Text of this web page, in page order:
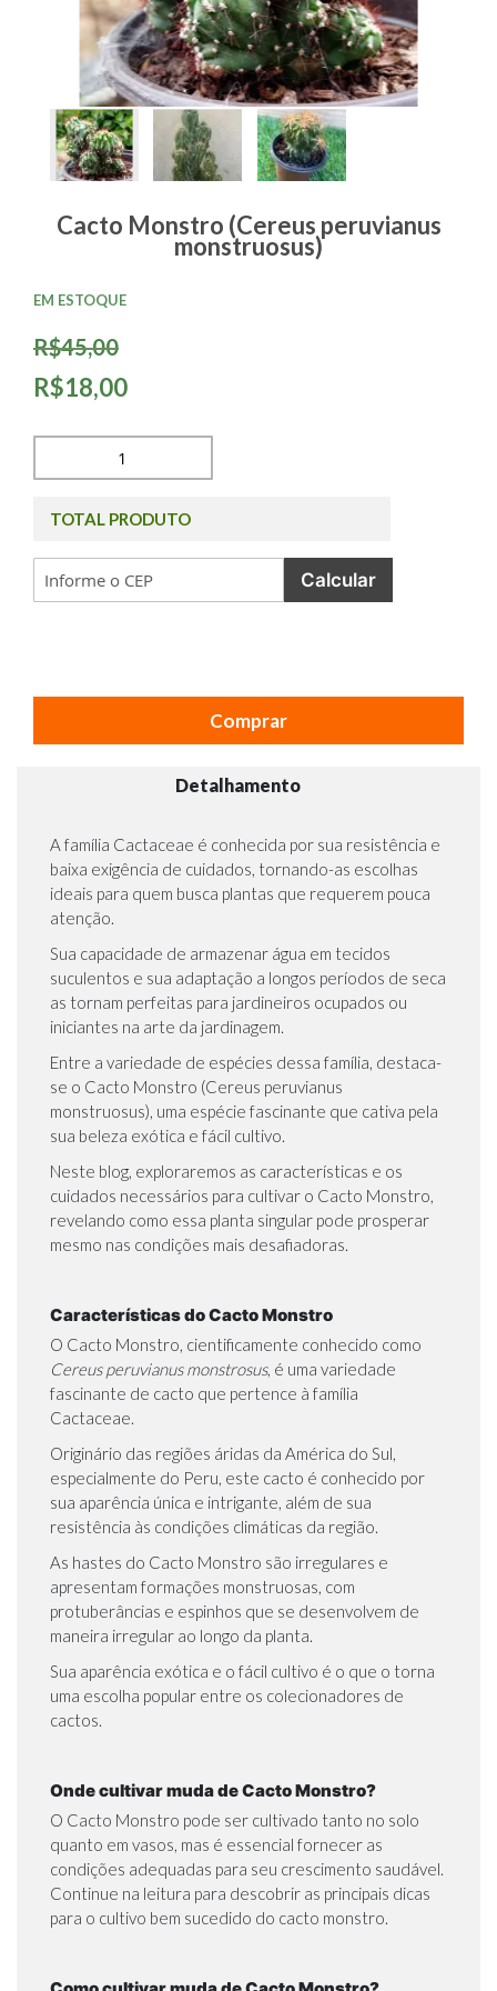
Cacto Monstro (Cereus peruvianus
monstruosus)
R$45,00
R$18,00
EM ESTOQUE
TOTAL PRODUTO
Calcular
Comprar
Detalhamento
A família Cactaceae é conhecida por sua resistência e
baixa exigência de cuidados, tornando-as escolhas
ideais para quem busca plantas que requerem pouca
atenção.
Sua capacidade de armazenar água em tecidos
suculentos e sua adaptação a longos períodos de seca
as tornam perfeitas para jardineiros ocupados ou
iniciantes na arte da jardinagem.
Entre a variedade de espécies dessa família, destaca-
se o Cacto Monstro (Cereus peruvianus
monstruosus), uma espécie fascinante que cativa pela
sua beleza exótica e fácil cultivo.
Neste blog, exploraremos as características e os
cuidados necessários para cultivar o Cacto Monstro,
revelando como essa planta singular pode prosperar
mesmo nas condições mais desafiadoras.
Características do Cacto Monstro
O Cacto Monstro, cientificamente conhecido como
Cereus peruvianus monstrosus, é uma variedade
fascinante de cacto que pertence à família
Cactaceae.
Originário das regiões áridas da América do Sul,
especialmente do Peru, este cacto é conhecido por
sua aparência única e intrigante, além de sua
resistência às condições climáticas da região.
As hastes do Cacto Monstro são irregulares e
apresentam formações monstruosas, com
protuberâncias e espinhos que se desenvolvem de
maneira irregular ao longo da planta.
Sua aparência exótica e o fácil cultivo é o que o torna
uma escolha popular entre os colecionadores de
cactos.
Onde cultivar muda de Cacto Monstro?
O Cacto Monstro pode ser cultivado tanto no solo
quanto em vasos, mas é essencial fornecer as
condições adequadas para seu crescimento saudável.
Continue na leitura para descobrir as principais dicas
para o cultivo bem sucedido do cacto monstro.